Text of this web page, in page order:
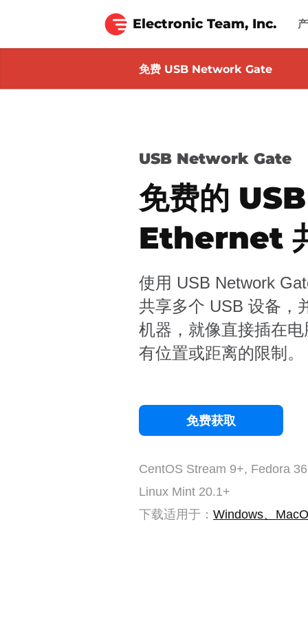
Electronic Team, Inc.
免费 USB Network Gate
USB Network Gate
免费的
Ethernet
使用 USB Network
共享多个 USB 设备，
机器，就像直接插在
有位置或距离的限制。
免费获取
CentOS Stream 9+, Fedora
Linux Mint 20.1+
下载适用于： Windows、